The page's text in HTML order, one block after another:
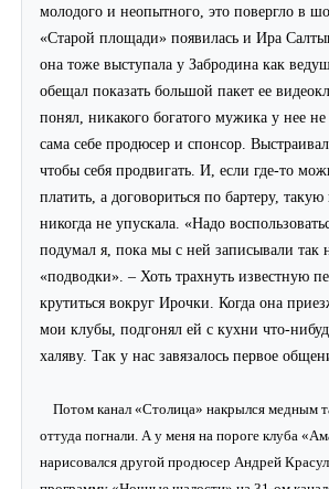
молодого и неопытного, это повергло в
«Старой площади» появилась и Ира
она тоже выступала у Забродина как
обещал показать большой пакет ее
понял, никакого богатого мужика у нее
сама себе продюсер и спонсор.
чтобы себя продвигать. И, если где-то
платить, а договориться по бартеру,
никогда не упускала. «Надо
подумал я, пока мы с ней записывали так
«подводки». – Хоть трахнуть известную
крутиться вокруг Ирочки. Когда она
мои клубы, подгонял ей с кухни что-
халяву. Так у нас завязалось первое
Потом канал «Столица» накрылся медным
оттуда погнали. А у меня на пороге клуба
нарисовался другой продюсер Андрей